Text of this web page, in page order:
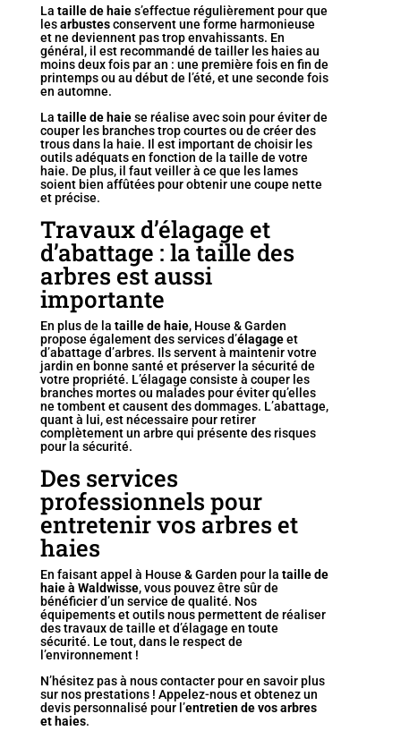
La taille de haies’effectue régulièrement pour que
lesarbustesconservent une forme harmonieuse
et ne deviennent pas trop envahissants. En
général, il est recommandé de tailler les haies au
moins deux fois par an : une première fois en fin de
printemps ou au début de l’été, et une seconde fois
en automne.
La taille de haiese réalise avec soin pour éviter de
couper les branches trop courtes ou de créer des
trous dans la haie. Il est important de choisir les
outils adéquats en fonction de la taille de votre
haie. De plus, il faut veiller à ce que les lames
soient bien affûtées pour obtenir une coupe nette
et précise.
Travaux d’élagage et
d’abattage : la taille des
arbres est aussi
importante
En plus de la taille de haie, House & Garden
propose également des services d’élagageet
d’abattage d’arbres. Ils servent à maintenir votre
jardin en bonne santé et préserver la sécurité de
votre propriété. L’élagage consiste à couper les
branches mortes ou malades pour éviter qu’elles
ne tombent et causent des dommages. L’abattage,
quant à lui, est nécessaire pour retirer
complètement un arbre qui présente des risques
pour la sécurité.
Des services
professionnels pour
entretenir vos arbres et
haies
En faisant appel à House & Garden pour la taille de
haie à Waldwisse, vous pouvez être sûr de
bénéficier d’un service de qualité. Nos
équipements et outils nous permettent de réaliser
des travaux de taille et d’élagage en toute
sécurité. Le tout, dans le respect de
l’environnement !
N’hésitez pas à nous contacter pour en savoir plus
sur nos prestations ! Appelez-nous et obtenez un
devis personnalisé pour l’entretien de vos arbres
et haies.